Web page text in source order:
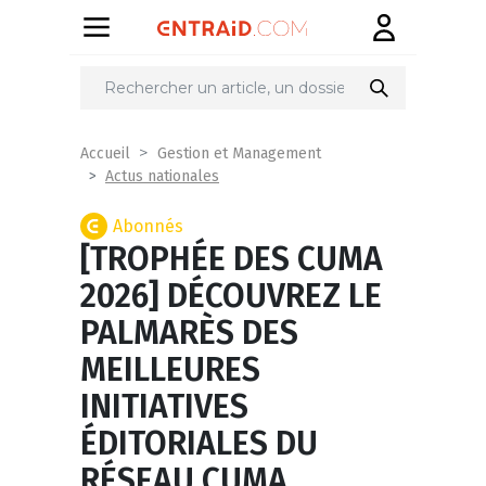
Partager
Accueil
Gestion et Management
Actus nationales
Abonnés
[TROPHÉE DES CUMA
2026] DÉCOUVREZ LE
PALMARÈS DES
MEILLEURES
INITIATIVES
ÉDITORIALES DU